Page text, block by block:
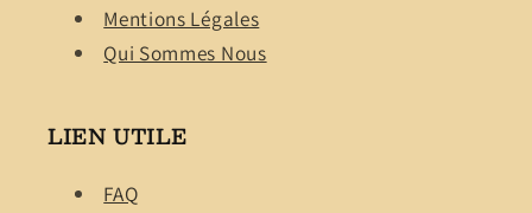
Mentions Légales
Qui Sommes Nous
LIEN UTILE
FAQ